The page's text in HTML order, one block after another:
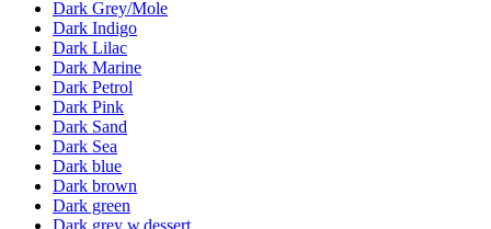
Dark Grey/Mole
Dark Indigo
Dark Lilac
Dark Marine
Dark Petrol
Dark Pink
Dark Sand
Dark Sea
Dark blue
Dark brown
Dark green
Dark grey w.dessert